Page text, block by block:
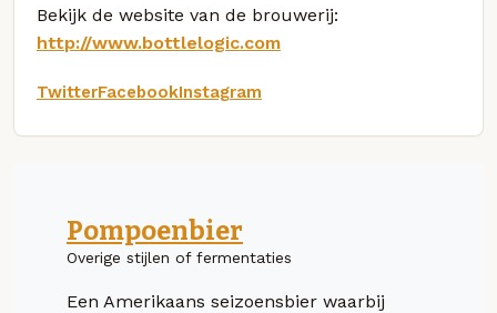
Bekijk de website van de brouwerij:
http://www.bottlelogic.com
TwitterFacebookInstagram
Pompoenbier
Overige stijlen of fermentaties
Een Amerikaans seizoensbier waarbij